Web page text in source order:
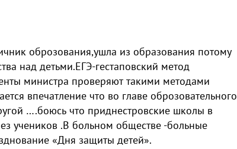
оброзования,ушла из образования потому
над детьми.ЕГЭ-гестаповский метод
министра проверяют такими методами
впечатление что во главе оброзовательного
….боюсь что приднестровские школы в
учеников .В больном обществе -больные
«Дня защиты детей».